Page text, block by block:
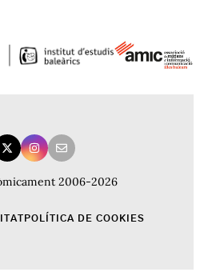
2006-2026
POLÍTICA DE COOKIES